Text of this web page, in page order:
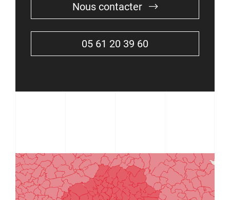
Nous contacter
05 61 20 39 60